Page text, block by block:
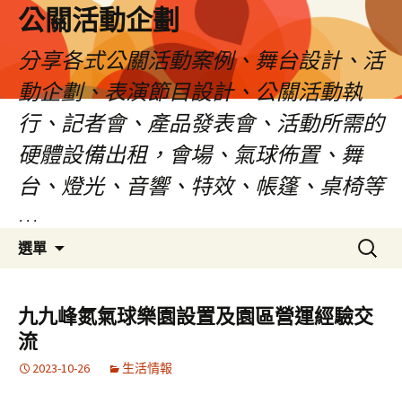
公關活動企劃
分享各式公關活動案例、舞台設計、活
動企劃、表演節目設計、公關活動執
行、記者會、產品發表會、活動所需的
硬體設備出租，會場、氣球佈置、舞
台、燈光、音響、特效、帳篷、桌椅等
…
選單
要
內
搜
尋
鍵
字:
九九峰氮氣球樂園設置及園區營運經驗交
流
2023-10-26 生活情報